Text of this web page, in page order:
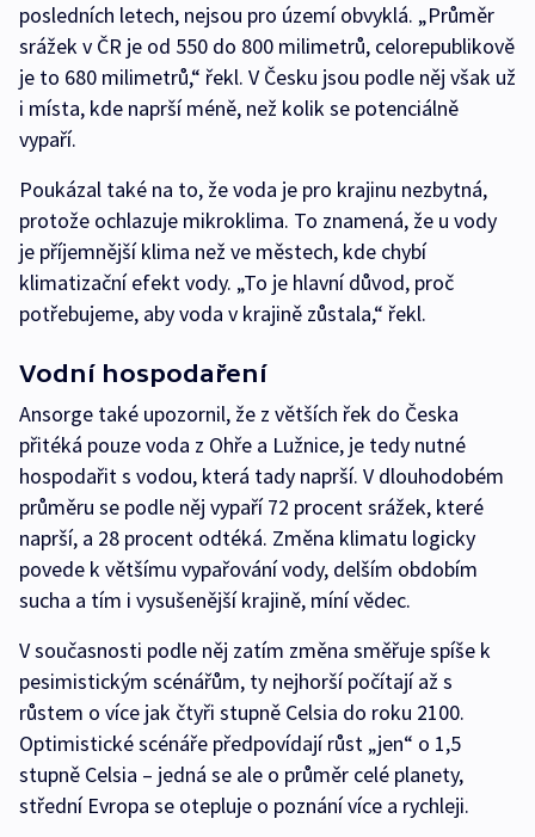
posledních letech, nejsou pro území obvyklá. „Průměr
srážek v ČR je od 550 do 800 milimetrů, celorepublikově
je to 680 milimetrů,“ řekl. V Česku jsou podle něj však už
i místa, kde naprší méně, než kolik se potenciálně
vypaří.
Poukázal také na to, že voda je pro krajinu nezbytná,
protože ochlazuje mikroklima. To znamená, že u vody
je příjemnější klima než ve městech, kde chybí
klimatizační efekt vody. „To je hlavní důvod, proč
potřebujeme, aby voda v krajině zůstala,“ řekl.
Vodní hospodaření
Ansorge také upozornil, že z větších řek do Česka
přitéká pouze voda z Ohře a Lužnice, je tedy nutné
hospodařit s vodou, která tady naprší. V dlouhodobém
průměru se podle něj vypaří 72 procent srážek, které
naprší, a 28 procent odtéká. Změna klimatu logicky
povede k většímu vypařování vody, delším obdobím
sucha a tím i vysušenější krajině, míní vědec.
V současnosti podle něj zatím změna směřuje spíše k
pesimistickým scénářům, ty nejhorší počítají až s
růstem o více jak čtyři stupně Celsia do roku 2100.
Optimistické scénáře předpovídají růst „jen“ o 1,5
stupně Celsia – jedná se ale o průměr celé planety,
střední Evropa se otepluje o poznání více a rychleji.